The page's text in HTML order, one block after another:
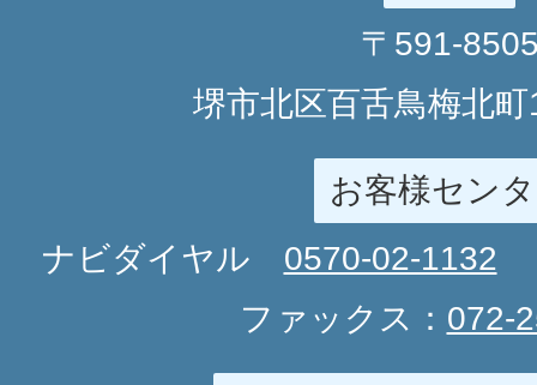
〒591-
堺市北区百舌鳥梅北
お客様セン
ナビダイヤル 0570-02-1132
ファックス： 072-